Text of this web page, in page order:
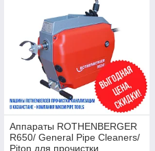
Аппараты ROTHENBERGER
R650/ General Pipe Cleaners/
Piton для прочистки